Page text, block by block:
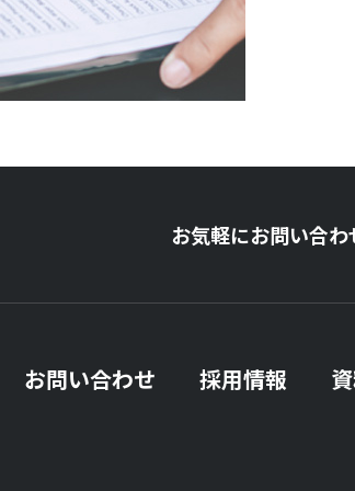
お気軽にお問い合
お問い合わせ 採用情報